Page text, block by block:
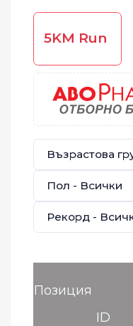
5KM Run
Позиция
ID